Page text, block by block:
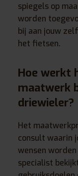
spiegels op
worden
bij aan jouw
het fietsen.
Hoe werkt
maatwerk
driewieler?
Het
consult waarin
wensen
specialist